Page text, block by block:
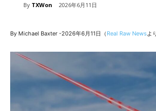
By TXWon 2026年6月11日
By Michael Baxter -2026年6月11日（ Real Raw Newsよ